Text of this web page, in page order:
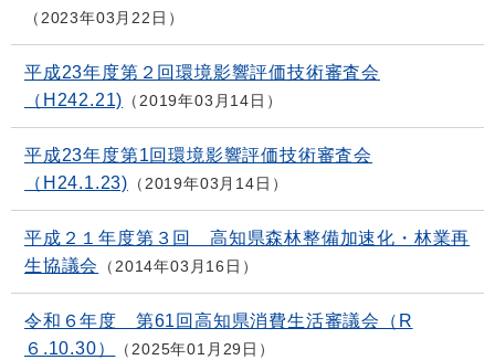
2023年03月22日
平成23年度第２回環境影響評価技術審査会
（H242.21)
2019年03月14日
平成23年度第1回環境影響評価技術審査会
（H24.1.23)
2019年03月14日
平成２１年度第３回 高知県森林整備加速化・林業再
生協議会
2014年03月16日
令和６年度 第61回高知県消費生活審議会（R
６.10.30）
2025年01月29日